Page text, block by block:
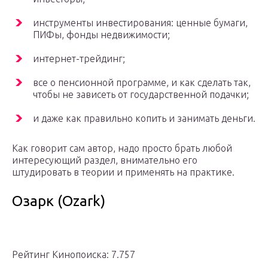
инструменты инвестирования: ценные бумаги,
ПИФы, фонды недвижимости;
интернет-трейдинг;
все о пенсионной программе, и как сделать так,
чтобы не зависеть от государственной подачки;
и даже как правильно копить и занимать деньги.
Как говорит сам автор, надо просто брать любой
интересующий раздел, внимательно его
штудировать в теории и применять на практике.
Озарк (Ozark)
Рейтинг Кинопоиска: 7.757